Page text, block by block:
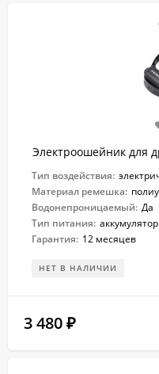
Электроошейник для
Тип воздействия:
Материал ремешка:
Водонепроницаемый: Да
Тип питания: аккумулятор
Гарантия: 12 месяцев
НЕТ В НАЛИЧИИ
3 480 ₽